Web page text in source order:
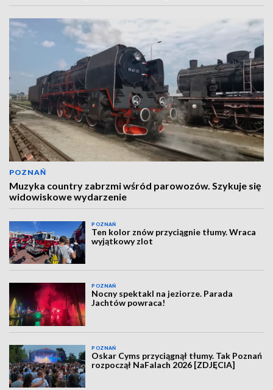
POZNAŃ
Muzyka country zabrzmi wśród parowozów. Szykuje się
widowiskowe wydarzenie
POZNAŃ
Ten kolor znów przyciągnie tłumy. Wraca
wyjątkowy zlot
POZNAŃ
Nocny spektakl na jeziorze. Parada
Jachtów powraca!
POZNAŃ
Oskar Cyms przyciągnął tłumy. Tak Poznań
rozpoczął NaFalach 2026 [ZDJĘCIA]